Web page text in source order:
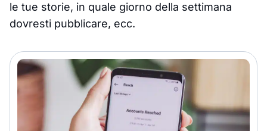
le tue storie, in quale giorno della settimana
dovresti pubblicare, ecc.